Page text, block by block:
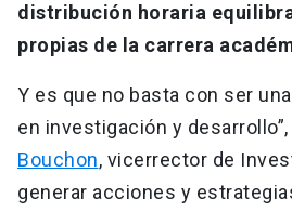
distribución horaria
propias de la carrera
Y es que no basta con ser
en investigación y
Bouchon, vicerrector de
generar acciones y